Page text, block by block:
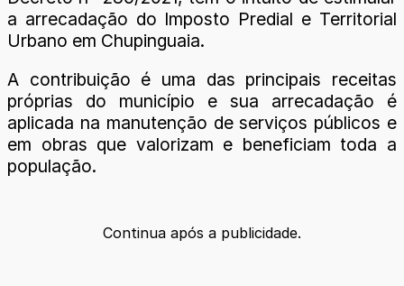
a arrecadação do Imposto Predial e Territorial
Urbano em Chupinguaia.
A contribuição é uma das principais receitas
próprias do município e sua arrecadação é
aplicada na manutenção de serviços públicos e
em obras que valorizam e beneficiam toda a
população.
Continua após a publicidade.